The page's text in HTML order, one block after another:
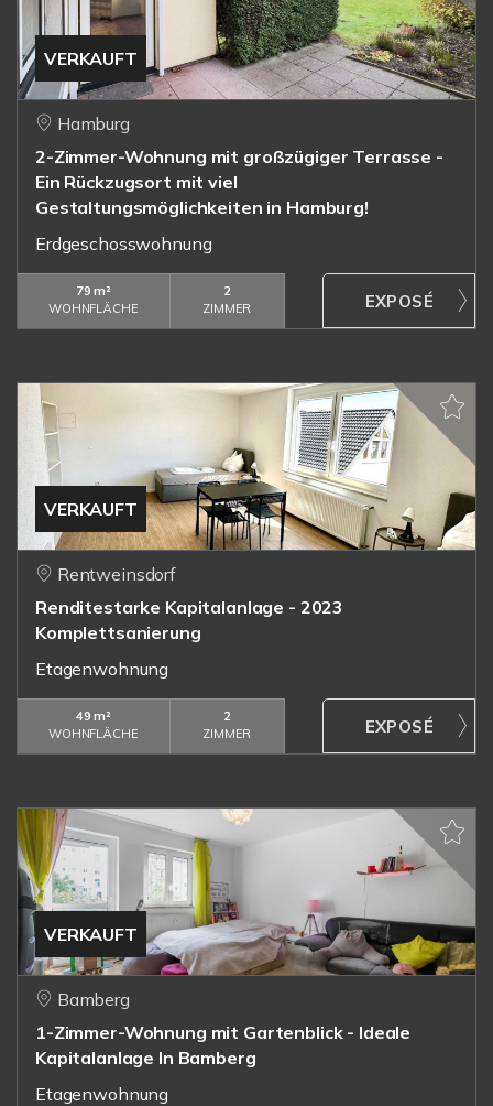
VERKAUFT
Hamburg
2-Zimmer-Wohnung mit großzügiger Terrasse -
Ein Rückzugsort mit viel
Gestaltungsmöglichkeiten in Hamburg!
Erdgeschosswohnung
79 m²
WOHNFLÄCHE
2
ZIMMER
VERKAUFT
Rentweinsdorf
Renditestarke Kapitalanlage - 2023
Komplettsanierung
Etagenwohnung
49 m²
WOHNFLÄCHE
2
ZIMMER
VERKAUFT
Bamberg
1-Zimmer-Wohnung mit Gartenblick - Ideale
Kapitalanlage In Bamberg
Etagenwohnung